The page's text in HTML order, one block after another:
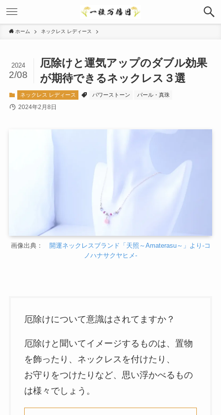
ホーム ネックレス レディース
厄除けと運気アップのダブル効果
が期待できるネックレス３選
2024
2/08
ネックレス レディース パワーストーン パール・真珠
2024年2月8日
画像出典： 開運ネックレスブランド「天照～Amaterasu～」より-コ
ノハナサクヤヒメ-
厄除けについて意識はされてますか？
厄除けと聞いてイメージするものは、置物
を飾ったり、ネックレスを付けたり、
お守りをつけたりなど、思い浮かべるもの
は様々でしょう。